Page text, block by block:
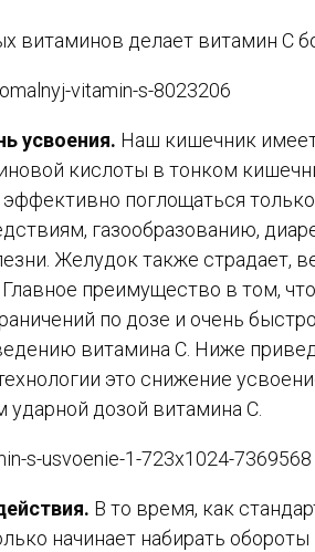
витаминов делает витамин С
усвоения. Наш кишечник
кислоты в тонком
поглощаться
газообразованию,
Желудок также страдает,
Главное преимущество в том,
по дозе и очень
витамина С. Ниже
это снижение
ударной дозой витамина С.
В то время, как
начинает набирать